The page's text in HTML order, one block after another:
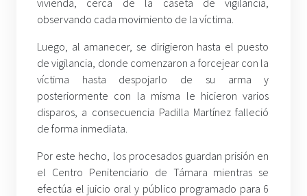
observando cada movimiento de la víctima.
Luego, al amanecer, se dirigieron hasta el puesto
de vigilancia, donde comenzaron a forcejear con la
víctima hasta despojarlo de su arma y
posteriormente con la misma le hicieron varios
disparos, a consecuencia Padilla Martínez falleció
de forma inmediata.
Por este hecho, los procesados guardan prisión en
el Centro Penitenciario de Támara mientras se
efectúa el juicio oral y público programado para 6